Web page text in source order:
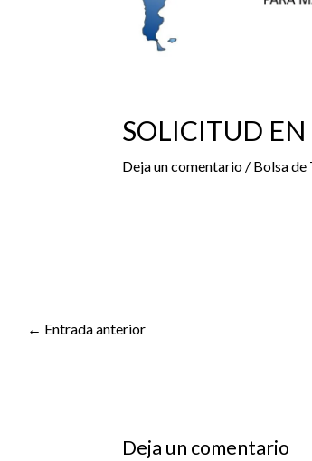
SOLICITUD
Deja un comentario / Bolsa de
← Entrada anterior
Deja un comentario